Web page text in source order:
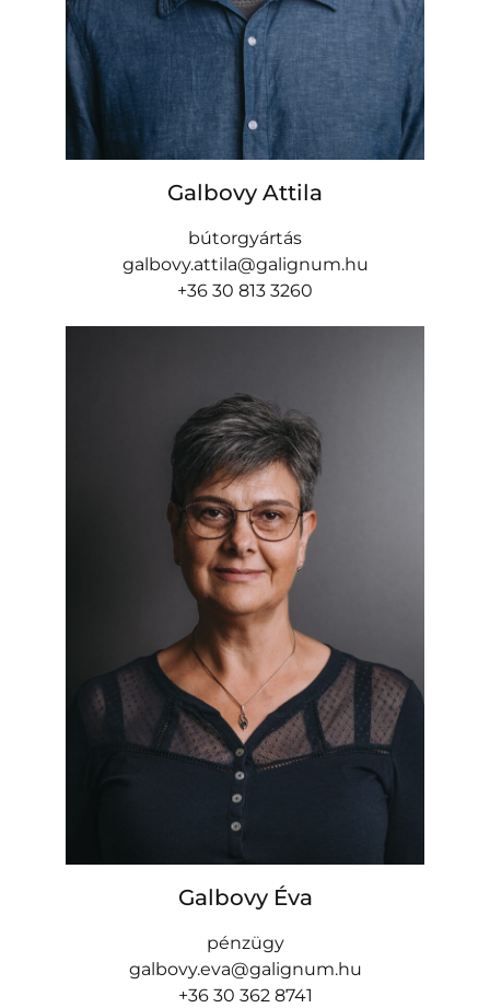
Galbovy Attila
bútorgyártás
galbovy.attila@galignum.hu
+36 30 813 3260
Galbovy Éva
pénzügy
galbovy.eva@galignum.hu
+36 30 362 8741